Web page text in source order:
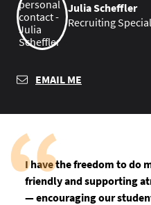
Julia Scheffler
Recruiting
EMAIL ME
I have the freedom to do
friendly and supporting
— encouraging our